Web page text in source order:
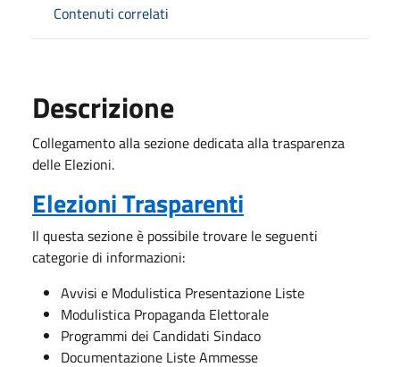
Contenuti correlati
Descrizione
Collegamento alla sezione dedicata alla trasparenza
delle Elezioni.
Elezioni Trasparenti
Il questa sezione è possibile trovare le seguenti
categorie di informazioni:
Avvisi e Modulistica Presentazione Liste
Modulistica Propaganda Elettorale
Programmi dei Candidati Sindaco
Documentazione Liste Ammesse